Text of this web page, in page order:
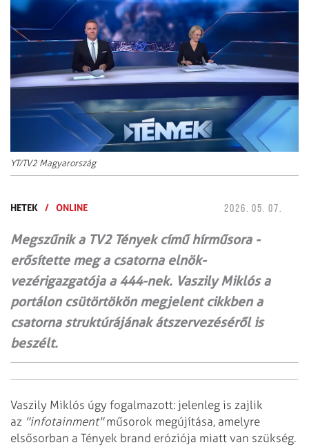
YT/TV2 Magyarország
HETEK / ONLINE 2026. 05. 07.
Megszűnik a TV2 Tények című hírműsora -
erősítette meg a csatorna elnök-
vezérigazgatója a 444-nek. Vaszily Miklós a
portálon csütörtökön megjelent cikkben a
csatorna struktúrájának átszervezéséről is
beszélt.
Vaszily Miklós úgy fogalmazott: jelenleg is zajlik
az "infotainment"műsorok megújítása, amelyre
elsősorban a Tények brand eróziója miatt van szükség.